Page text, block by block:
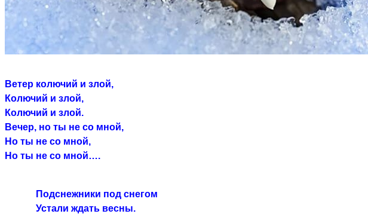
Ветер колючий и злой,
Колючий и злой,
Колючий и злой.
Вечер, но ты не со мной,
Но ты не со мной,
Но ты не со мной….
Подснежники под снегом
Устали ждать весны.